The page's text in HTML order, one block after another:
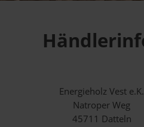
Energieholz Vest e.K.
Natroper Weg
45711 Datteln